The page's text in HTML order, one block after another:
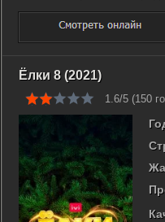
Ёлки 8 (2021)
1.6/5 (150